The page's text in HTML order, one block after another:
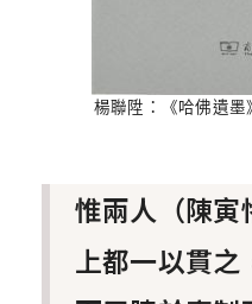
楊聯陞：《哈佛遺墨
惟兩人（陳寅
上都一以貫